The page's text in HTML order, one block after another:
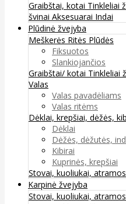
Graibštai, kotai Tinkleliai
švinai Aksesuarai Indai
Plūdinė žvejyba
Meškerės Ritės Plūdės
Fiksuotos
Slankiojančios
Graibštai/ kotai Tinkleliai
Valas
Valas pavadėliams
Valas ritėms
Dėklai, krepšiai, dėžės,
Dėklai
Dėžės, dėžutės,
Kibirai
Kuprinės, krepšiai
Stovai, kuoliukai, atramos
Karpinė žvejyba
Stovai, kuoliukai, atramos